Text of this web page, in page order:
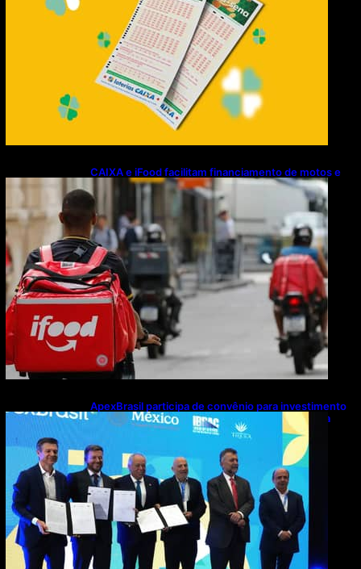
CAIXA e iFood facilitam financiamento de motos e
bicicletas elétricas para entregadores
ApexBrasil participa de convênio para investimento
de R$ 2,63 milhões em exportações de cachaça